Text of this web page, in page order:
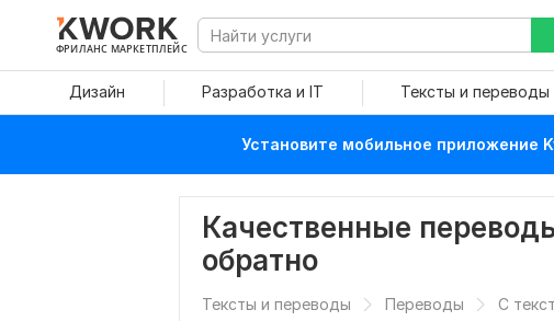
ФРИЛАНС МАРКЕТПЛЕЙС
Дизайн Разработка и IT Тексты и переводы
Установите мобильное приложение
Качественные
обратно
Тексты и переводы Переводы С